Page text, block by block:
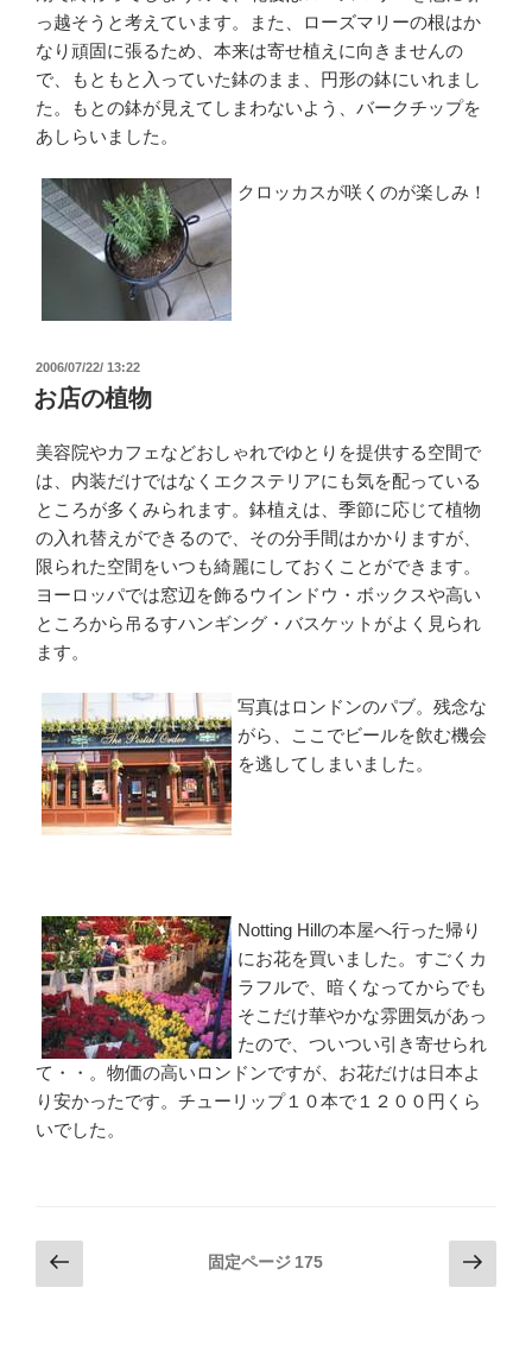
っ越そうと考えています。また、ローズマリーの根はか
なり頑固に張るため、本来は寄せ植えに向きませんの
で、もともと入っていた鉢のまま、円形の鉢にいれまし
た。もとの鉢が見えてしまわないよう、バークチップを
あしらいました。
クロッカスが咲くのが楽しみ！
投
稿
日:
2006/07/22/ 13:22
お店の植物
美容院やカフェなどおしゃれでゆとりを提供する空間で
は、内装だけではなくエクステリアにも気を配っている
ところが多くみられます。鉢植えは、季節に応じて植物
の入れ替えができるので、その分手間はかかりますが、
限られた空間をいつも綺麗にしておくことができます。
ヨーロッパでは窓辺を飾るウインドウ・ボックスや高い
ところから吊るすハンギング・バスケットがよく見られ
ます。
写真はロンドンのパブ。残念な
がら、ここでビールを飲む機会
を逃してしまいました。
Notting Hillの本屋へ行った帰り
にお花を買いました。すごくカ
ラフルで、暗くなってからでも
そこだけ華やかな雰囲気があっ
たので、ついつい引き寄せられ
て・・。物価の高いロンドンですが、お花だけは日本よ
り安かったです。チューリップ１０本で１２００円くら
いでした。
投
稿
前
の
固定ページ 175
次
の